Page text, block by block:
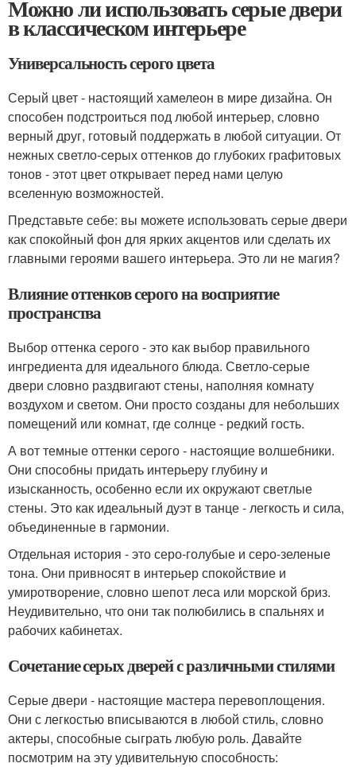
Можно ли использовать серые двери
в классическом интерьере
Универсальность серого цвета
Серый цвет - настоящий хамелеон в мире дизайна. Он
способен подстроиться под любой интерьер, словно
верный друг, готовый поддержать в любой ситуации. От
нежных светло-серых оттенков до глубоких графитовых
тонов - этот цвет открывает перед нами целую
вселенную возможностей.
Представьте себе: вы можете использовать серые двери
как спокойный фон для ярких акцентов или сделать их
главными героями вашего интерьера. Это ли не магия?
Влияние оттенков серого на восприятие
пространства
Выбор оттенка серого - это как выбор правильного
ингредиента для идеального блюда. Светло-серые
двери словно раздвигают стены, наполняя комнату
воздухом и светом. Они просто созданы для небольших
помещений или комнат, где солнце - редкий гость.
А вот темные оттенки серого - настоящие волшебники.
Они способны придать интерьеру глубину и
изысканность, особенно если их окружают светлые
стены. Это как идеальный дуэт в танце - легкость и сила,
объединенные в гармонии.
Отдельная история - это серо-голубые и серо-зеленые
тона. Они привносят в интерьер спокойствие и
умиротворение, словно шепот леса или морской бриз.
Неудивительно, что они так полюбились в спальнях и
рабочих кабинетах.
Сочетание серых дверей с различными стилями
Серые двери - настоящие мастера перевоплощения.
Они с легкостью вписываются в любой стиль, словно
актеры, способные сыграть любую роль. Давайте
посмотрим на эту удивительную способность: